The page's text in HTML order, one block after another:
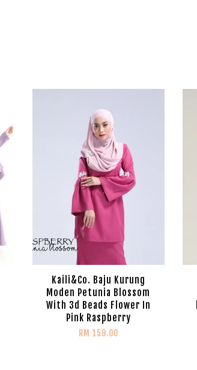
Kaili&Co. Baju Kurung
Moden Petunia Blossom
With 3d Beads Flower In
Pink Raspberry
RM 159.00